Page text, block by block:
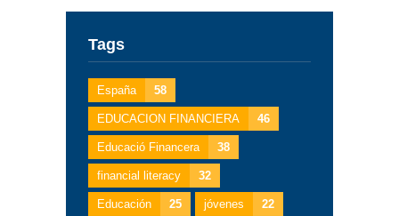
Tags
España 58
EDUCACION FINANCIERA 46
Educació Financera 38
financial literacy 32
Educación 25 jóvenes 22